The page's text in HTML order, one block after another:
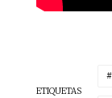
ETIQUETAS